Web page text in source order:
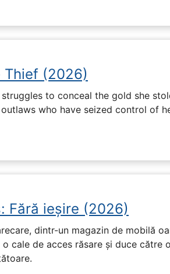
Thief (2026)
to conceal the gold she
who have seized control of
Fără ieșire (2026)
dintr-un magazin de mobilă
cale de acces răsare și duce către